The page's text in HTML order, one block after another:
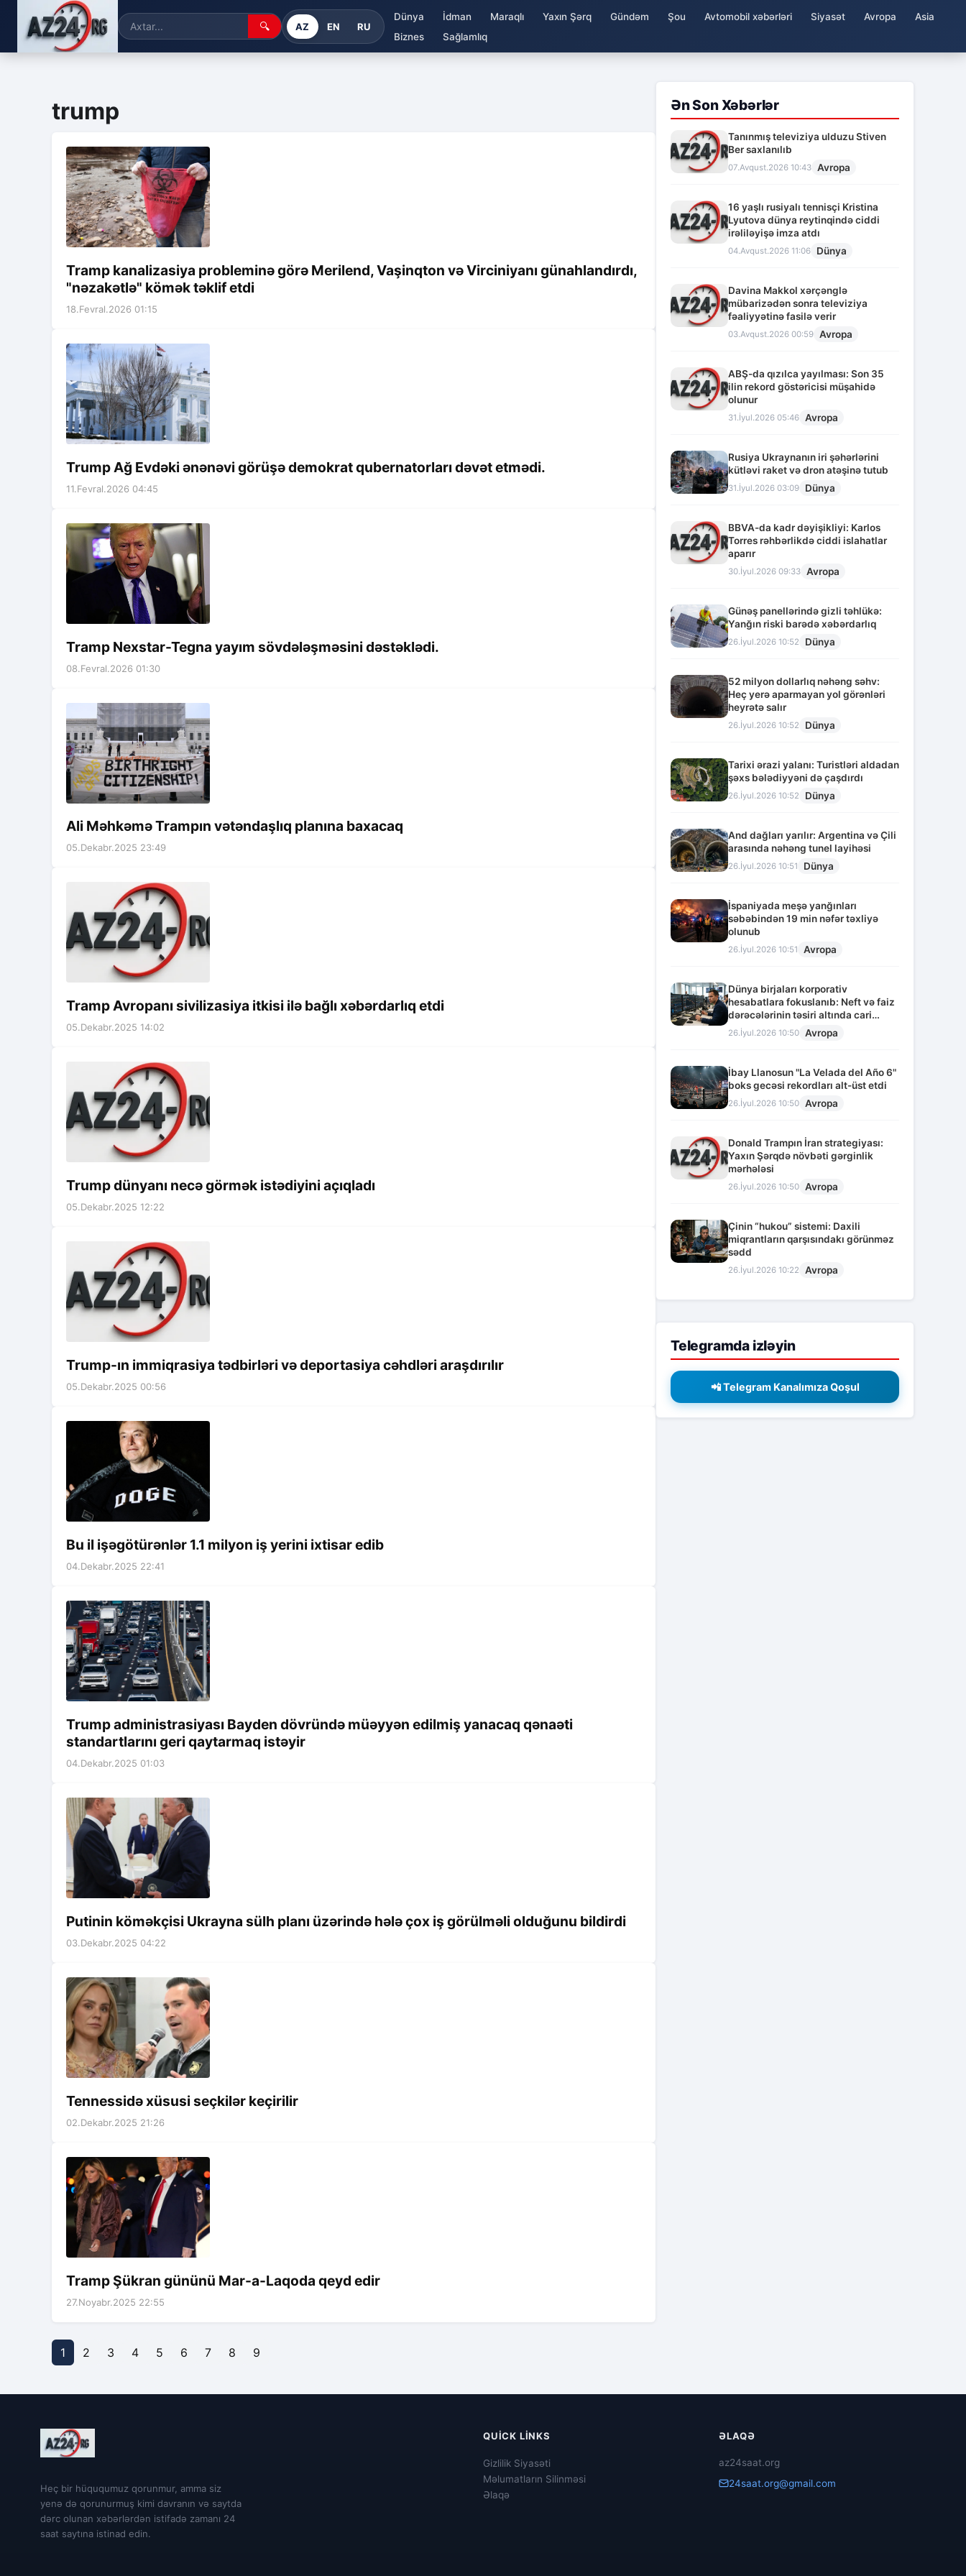
🔍 AZ EN RU
Dünya İdman Maraqlı Yaxın Şərq Gündəm Şou Avtomobil xəbərləri Siyasət Avropa
Asia
Biznes
Sağlamlıq
trump
Tramp kanalizasiya probleminə görə Merilend, Vaşinqton və Virciniyanı günahlandırdı,
"nəzakətlə" kömək təklif etdi
18.Fevral.2026 01:15
Trump Ağ Evdəki ənənəvi görüşə demokrat qubernatorları dəvət etmədi.
11.Fevral.2026 04:45
Tramp Nexstar-Tegna yayım sövdələşməsini dəstəklədi.
08.Fevral.2026 01:30
Ali Məhkəmə Trampın vətəndaşlıq planına baxacaq
05.Dekabr.2025 23:49
Tramp Avropanı sivilizasiya itkisi ilə bağlı xəbərdarlıq etdi
05.Dekabr.2025 14:02
Trump dünyanı necə görmək istədiyini açıqladı
05.Dekabr.2025 12:22
Trump-ın immiqrasiya tədbirləri və deportasiya cəhdləri araşdırılır
05.Dekabr.2025 00:56
Bu il işəgötürənlər 1.1 milyon iş yerini ixtisar edib
04.Dekabr.2025 22:41
Trump administrasiyası Bayden dövründə müəyyən edilmiş yanacaq qənaəti
standartlarını geri qaytarmaq istəyir
04.Dekabr.2025 01:03
Putinin köməkçisi Ukrayna sülh planı üzərində hələ çox iş görülməli olduğunu bildirdi
03.Dekabr.2025 04:22
Tennessidə xüsusi seçkilər keçirilir
02.Dekabr.2025 21:26
Tramp Şükran gününü Mar-a-Laqoda qeyd edir
27.Noyabr.2025 22:55
1 2 3 4 5 6 7 8 9
Ən Son Xəbərlər
Tanınmış televiziya ulduzu Stiven
Ber saxlanılıb
07.Avqust.2026 10:43 Avropa
16 yaşlı rusiyalı tennisçi Kristina
Lyutova dünya reytinqində ciddi
irəliləyişə imza atdı
04.Avqust.2026 11:06 Dünya
Davina Makkol xərçənglə
mübarizədən sonra televiziya
fəaliyyətinə fasilə verir
03.Avqust.2026 00:59 Avropa
ABŞ-da qızılca yayılması: Son 35
ilin rekord göstəricisi müşahidə
olunur
31.İyul.2026 05:46 Avropa
Rusiya Ukraynanın iri şəhərlərini
kütləvi raket və dron atəşinə tutub
31.İyul.2026 03:09 Dünya
BBVA-da kadr dəyişikliyi: Karlos
Torres rəhbərlikdə ciddi islahatlar
aparır
30.İyul.2026 09:33 Avropa
Günəş panellərində gizli təhlükə:
Yanğın riski barədə xəbərdarlıq
26.İyul.2026 10:52 Dünya
52 milyon dollarlıq nəhəng səhv:
Heç yerə aparmayan yol görənləri
heyrətə salır
26.İyul.2026 10:52 Dünya
Tarixi ərazi yalanı: Turistləri aldadan
şəxs bələdiyyəni də çaşdırdı
26.İyul.2026 10:52 Dünya
And dağları yarılır: Argentina və Çili
arasında nəhəng tunel layihəsi
26.İyul.2026 10:51 Dünya
İspaniyada meşə yanğınları
səbəbindən 19 min nəfər təxliyə
olunub
26.İyul.2026 10:51 Avropa
Dünya birjaları korporativ
hesabatlara fokuslanıb: Neft və faiz
dərəcələrinin təsiri altında cari
vəziyyət
26.İyul.2026 10:50 Avropa
İbay Llanosun "La Velada del Año 6"
boks gecəsi rekordları alt-üst etdi
26.İyul.2026 10:50 Avropa
Donald Trampın İran strategiyası:
Yaxın Şərqdə növbəti gərginlik
mərhələsi
26.İyul.2026 10:50 Avropa
Çinin “hukou” sistemi: Daxili
miqrantların qarşısındakı görünməz
sədd
26.İyul.2026 10:22 Avropa
Telegramda izləyin
📲 Telegram Kanalımıza Qoşul
Heç bir hüququmuz qorunmur, amma siz
yenə də qorunurmuş kimi davranın və saytda
dərc olunan xəbərlərdən istifadə zamanı 24
saat saytına istinad edin.
QUICK LINKS
Gizlilik Siyasəti
Məlumatların Silinməsi
Əlaqə
ƏLAQƏ
az24saat.org
24saat.org@gmail.com